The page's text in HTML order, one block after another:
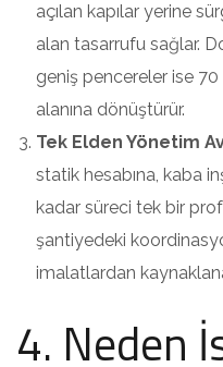
açılan kapılar yerine
alan tasarrufu sağlar.
geniş pencereler ise 70
alanına dönüştürür.
Tek Elden Yönetim
statik hesabına, kaba
kadar süreci tek bir
şantiyedeki
imalatlardan
4. Neden